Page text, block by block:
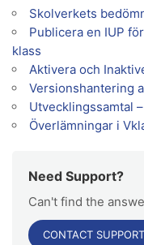
Skolverkets
Publicera en IUP
klass
Aktivera och
Versionshantering
Utvecklingssamtal
Överlämningar i
Need Support?
Can't find the
CONTACT SUPPORT